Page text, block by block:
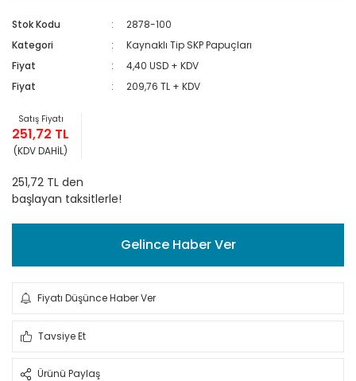
Stok Kodu
2878-100
Kategori
Kaynaklı Tip SKP Papuçları
Fiyat
4,40 USD + KDV
Fiyat
209,76 TL + KDV
Satış Fiyatı
251,72 TL
(KDV DAHİL)
251,72 TL den
başlayan taksitlerle!
Gelince Haber Ver
Fiyatı Düşünce Haber Ver
Tavsiye Et
Ürünü Paylaş